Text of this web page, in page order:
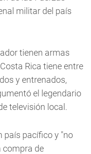
militar del país
tienen armas
Rica tiene entre
y entrenados,
el legendario
televisión local.
país pacífico y "no
compra de